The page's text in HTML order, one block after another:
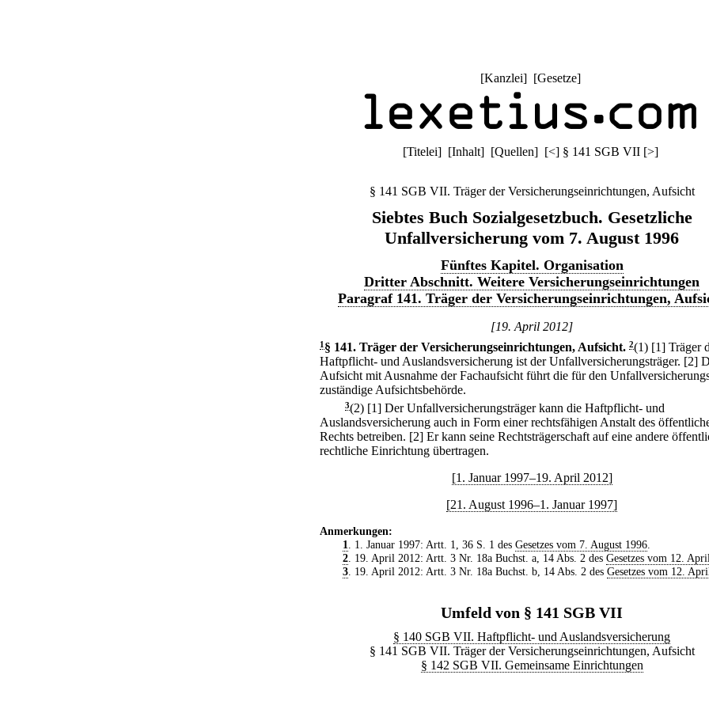
[Kanzlei] [Gesetze]
[Titelei] [Inhalt] [Quellen] [<] § 141 SGB VII [>]
§ 141 SGB VII. Träger der Versicherungseinrichtungen, Aufsicht
Siebtes Buch Sozialgesetzbuch. Gesetzliche
Unfallversicherung vom 7. August 1996
Fünftes Kapitel. Organisation
Dritter Abschnitt. Weitere Versicherungseinrichtungen
Paragraf 141. Träger der Versicherungseinrichtungen,
[19. April 2012]
1 § 141. Träger der Versicherungseinrichtungen, Aufsicht. 2(1) [1] Träger
Haftpflicht- und Auslandsversicherung ist der Unfallversicherungsträger. [2]
Aufsicht mit Ausnahme der Fachaufsicht führt die für den
zuständige Aufsichtsbehörde.
3(2) [1] Der Unfallversicherungsträger kann die Haftpflicht- und
Auslandsversicherung auch in Form einer rechtsfähigen Anstalt des
Rechts betreiben. [2] Er kann seine Rechtsträgerschaft auf eine andere
rechtliche Einrichtung übertragen.
[1. Januar 1997–19. April 2012]
[21. August 1996–1. Januar 1997]
Anmerkungen:
1. 1. Januar 1997: Artt. 1, 36 S. 1 des Gesetzes vom 7. August 1996.
2. 19. April 2012: Artt. 3 Nr. 18a Buchst. a, 14 Abs. 2 des Gesetzes vom 12.
3. 19. April 2012: Artt. 3 Nr. 18a Buchst. b, 14 Abs. 2 des Gesetzes vom 12.
Umfeld von § 141 SGB VII
§ 140 SGB VII. Haftpflicht- und Auslandsversicherung
§ 141 SGB VII. Träger der Versicherungseinrichtungen, Aufsicht
§ 142 SGB VII. Gemeinsame Einrichtungen